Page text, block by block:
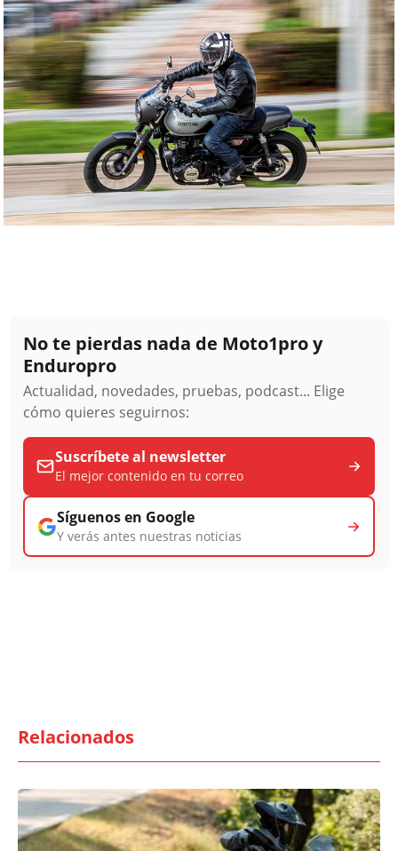
No te pierdas nada de Moto1pro y
Enduropro
Actualidad, novedades, pruebas, podcast... Elige
cómo quieres seguirnos:
Suscríbete al newsletter
El mejor contenido en tu correo
Síguenos en Google
Y verás antes nuestras noticias
Relacionados